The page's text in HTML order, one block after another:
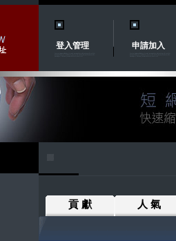
登入管理 申請加入
貢 獻 人 氣